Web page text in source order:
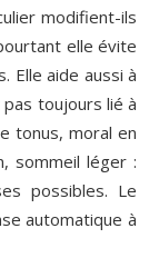
modifient-ils
elle évite
Elle aide aussi à
pas toujours lié à
tonus, moral en
sommeil léger :
possibles. Le
automatique à